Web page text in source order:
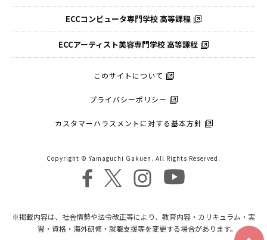
ECCコンピュータ専門学校 高等課程
ECCアーティスト美容専門学校 高等課程
このサイトについて
プライバシーポリシー
カスタマーハラスメントに対する基本方針
Copyright © Yamaguchi Gakuen. All Rights Reserved.
※掲載内容は、社会情勢や法令改正等により、教育内容・カリキュラム・実
習・資格・海外研修・就職支援等を変更する場合があります。